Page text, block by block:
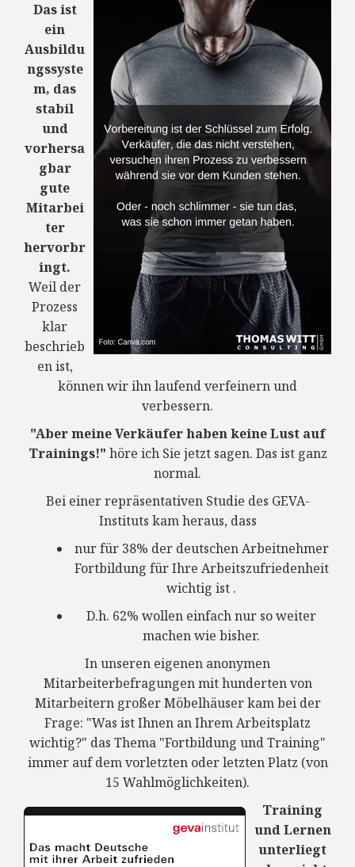
Das ist
ein
Ausbildu
ngssyste
m, das
stabil
und
vorhersa
gbar
gute
Mitarbei
ter
hervorbr
ingt.
Weil der
Prozess
klar
beschrieb
en ist,
können wir ihn laufend verfeinern und
verbessern.
"Aber meine Verkäufer haben keine Lust auf
Trainings!" höre ich Sie jetzt sagen. Das ist ganz
normal.
Bei einer repräsentativen Studie des GEVA-
Instituts kam heraus, dass
nur für 38% der deutschen Arbeitnehmer
Fortbildung für Ihre Arbeitszufriedenheit
wichtig ist .
D.h. 62% wollen einfach nur so weiter
machen wie bisher.
In unseren eigenen anonymen
Mitarbeiterbefragungen mit hunderten von
Mitarbeitern großer Möbelhäuser kam bei der
Frage: "Was ist Ihnen an Ihrem Arbeitsplatz
wichtig?" das Thema "Fortbildung und Training"
immer auf dem vorletzten oder letzten Platz (von
15 Wahlmöglichkeiten).
Training
und Lernen
unterliegt